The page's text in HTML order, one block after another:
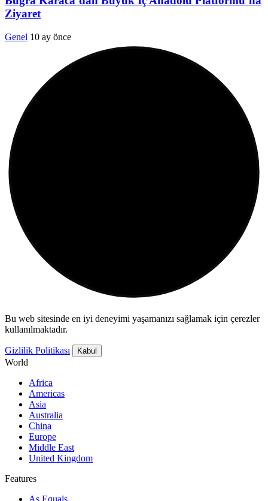
Ziyaret
Genel 10 ay önce
Bu web sitesinde en iyi deneyimi yaşamanızı sağlamak için çerezler
kullanılmaktadır.
Gizlilik Politikası Kabul
World
Africa
Americas
Asia
Australia
China
Europe
Middle East
United Kingdom
Features
As Equals